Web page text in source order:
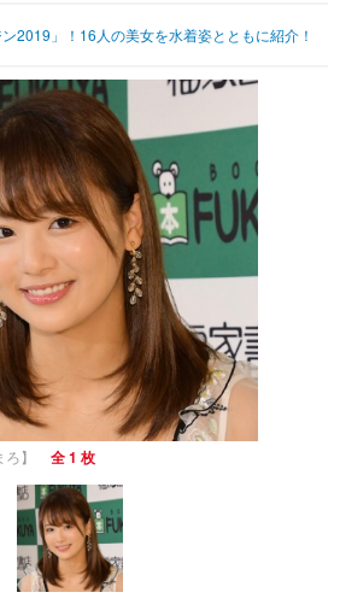
その他
2019」！16人の美女を水着姿とともに紹介！
】 全 1 枚